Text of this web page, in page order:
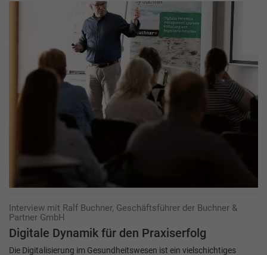
Interview mit Ralf Buchner, Geschäftsführer der Buchner &
Partner GmbH
Digitale Dynamik für den Praxiserfolg
Die Digitalisierung im Gesundheitswesen ist ein vielschichtiges